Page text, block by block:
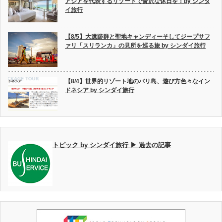
イ旅行
【8/5】大遺跡群と聖地キャンディーそしてジープサフ
ァリ「スリランカ」の見所を巡る旅 by シンダイ旅行
【8/4】世界的リゾート地のバリ島、遊び方色々なイン
ドネシア by シンダイ旅行
トピック by シンダイ旅行 ▶ 過去の記事